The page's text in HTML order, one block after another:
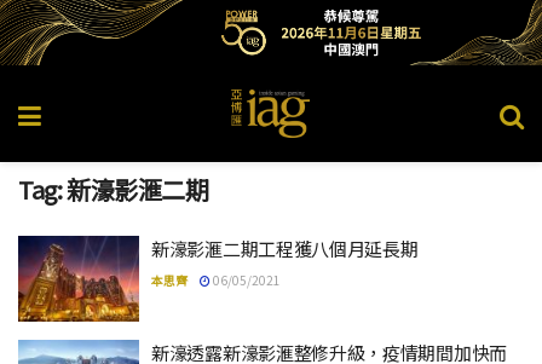
Tag:新濠影滙二期
新濠影滙二期工程獲八個月延長期
本思齊 06/05/2021
新濠透露新濠影滙整修升級，疫情期間加快而